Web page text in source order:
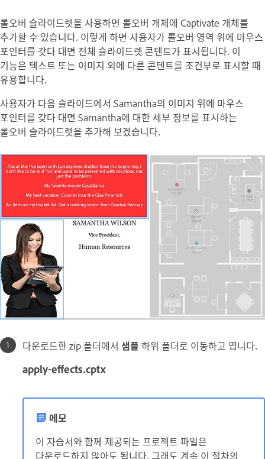
롤오버 슬라이드렛을 사용하면 롤오버 개체에 Captivate 개체를
추가할 수 있습니다. 이렇게 하면 사용자가 롤오버 영역 위에 마우스
포인터를 갖다 대면 전체 슬라이드렛 콘텐트가 표시됩니다. 이
기능은 텍스트 또는 이미지 외에 다른 콘텐트를 조건부로 표시할 때
유용합니다.
사용자가 다음 슬라이드에서 Samantha의 이미지 위에 마우스
포인터를 갖다 대면 Samantha에 대한 세부 정보를 표시하는
롤오버 슬라이드렛을 추가해 보겠습니다.
다운로드한 zip 폴더에서 샘플 하위 폴더로 이동하고 엽니다.
apply-effects.cptx
메모
이 자습서와 함께 제공되는 프로젝트 파일은
다운로드하지 않아도 됩니다. 그래도 계속 이 절차의